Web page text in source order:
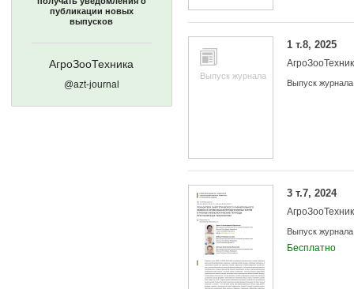
публикации новых
выпусков
АгроЗооТехника
@azt-journal
Выпуск журнала
1 т.8, 2025
Выпуск журнала
3 т.7, 2024
Выпуск журнала
Бесплатно